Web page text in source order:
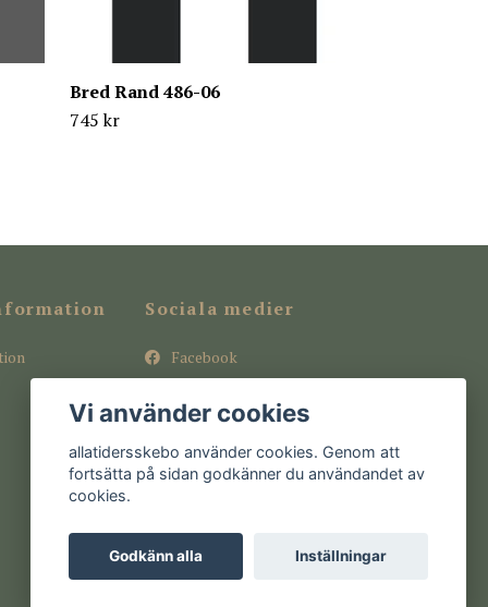
Bred Rand 486-06
745 kr
Sociala medier
Facebook
Pinterest
Vi använder cookies
allatidersskebo använder cookies. Genom att
fortsätta på sidan godkänner du användandet av
cookies.
Godkänn alla Inställningar